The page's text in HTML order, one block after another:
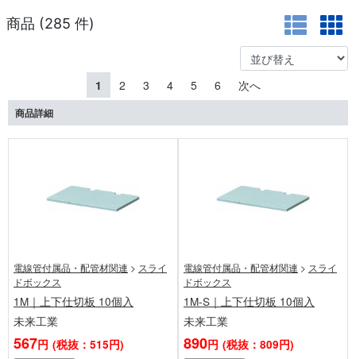
商品 (285 件)
1 2 3 4 5 6 次へ
商品詳細
電線管付属品・配管材関連 > スライ
ドボックス
1M｜上下仕切板 10個入
未来工業
567円 (税抜：515円)
電線管付属品・配管材関連 > スライ
ドボックス
1M-S｜上下仕切板 10個入
未来工業
890円 (税抜：809円)